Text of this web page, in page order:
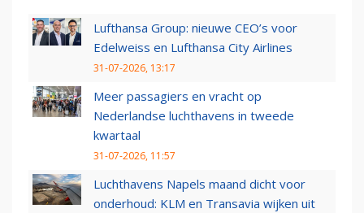
Lufthansa Group: nieuwe CEO’s voor
Edelweiss en Lufthansa City Airlines
31-07-2026, 13:17
Meer passagiers en vracht op
Nederlandse luchthavens in tweede
kwartaal
31-07-2026, 11:57
Luchthavens Napels maand dicht voor
onderhoud: KLM en Transavia wijken uit